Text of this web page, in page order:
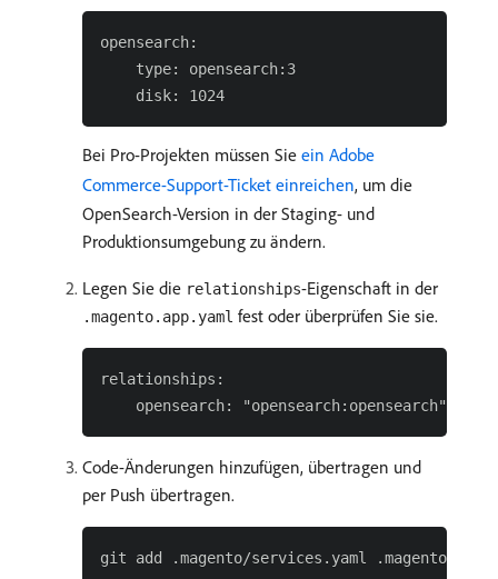
opensearch:
    type: opensearch:3
Bei Pro-Projekten müssen Sie ein Adobe
Commerce-Support-Ticket einreichen, um die
OpenSearch-Version in der Staging- und
Produktionsumgebung zu ändern.
Legen Sie die relationships-Eigenschaft in der
.magento.app.yaml fest oder überprüfen Sie sie.
relationships:
Code-Änderungen hinzufügen, übertragen und
per Push übertragen.